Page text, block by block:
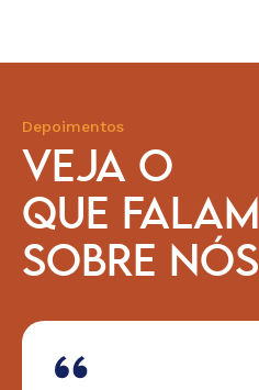
Depoimentos
VEJA O
QUE FALAM
SOBRE NÓS